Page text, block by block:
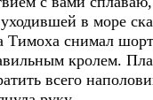
в море
Тимоха снимал
кролем.
всего